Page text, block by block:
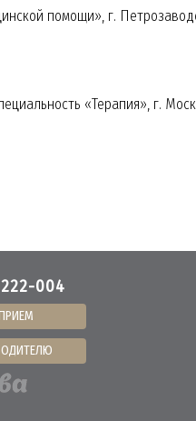
помощи», г.
«Терапия», г.
222-004